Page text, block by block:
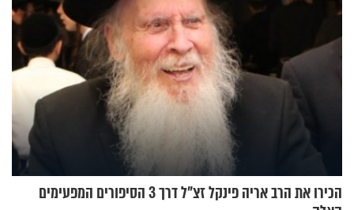
הכירו את הרב אריה פינקל זצ"ל דרך 3 הסיפורים המפעימים